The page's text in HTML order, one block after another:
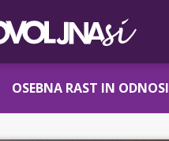
OSEBNA RAST IN ODNOSI